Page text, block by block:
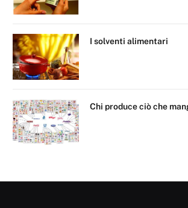
I solventi alimentari
Chi produce ciò che